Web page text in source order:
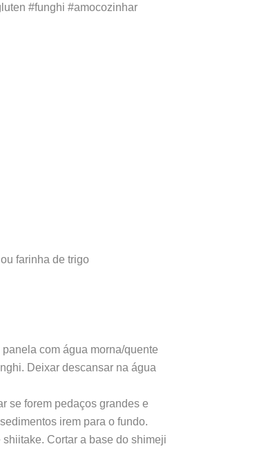
#funghi #amocozinhar
farinha de trigo
com água morna/quente
Deixar descansar na água
se forem pedaços grandes e
irem para o fundo.
Cortar a base do shimeji